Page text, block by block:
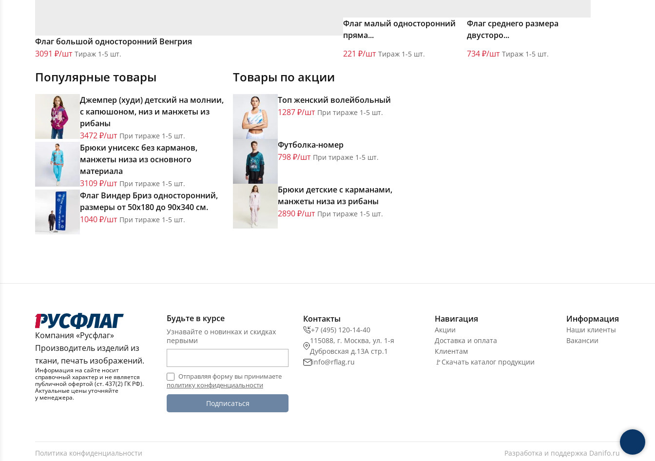
Флаг большой односторонний Венгрия
3091 ₽/шт Тираж 1-5 шт.
Флаг малый односторонний
пряма...
221 ₽/шт Тираж 1-5 шт.
Флаг среднего размера
двусторо...
734 ₽/шт Тираж 1-5 шт.
Популярные товары
Джемпер (худи) детский на молнии,
с капюшоном, низ и манжеты из
рибаны
3472 ₽/шт При тираже 1-5 шт.
Брюки унисекс без карманов,
манжеты низа из основного
материала
3109 ₽/шт При тираже 1-5 шт.
Флаг Виндер Бриз односторонний,
размеры от 50х180 до 90х340 см.
1040 ₽/шт При тираже 1-5 шт.
Товары по акции
Топ женский волейбольный
1287 ₽/шт При тираже 1-5 шт.
Футболка-номер
798 ₽/шт При тираже 1-5 шт.
Брюки детские с карманами,
манжеты низа из рибаны
2890 ₽/шт При тираже 1-5 шт.
Компания «Русфлаг»
Производитель изделий из
ткани, печать изображений.
Информация на сайте носит
справочный характер и не является
публичной офертой (ст. 437(2) ГК РФ).
Актуальные цены уточняйте
у менеджера.
Будьте в курсе
Узнавайте о новинках и скидках
первыми
Отправляя форму вы принимаете
политику конфиденциальности
Подписаться
Контакты
+7 (495) 120-14-40
115088, г. Москва, ул. 1-я
Дубровская д.13А стр.1
info@rflag.ru
Навигация
Акции
Доставка и оплата
Клиентам
🚩Скачать каталог продукции
Информация
Наши клиенты
Вакансии
Политика конфиденциальности Разработка и поддержка Danifo.ru